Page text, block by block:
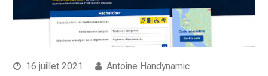
16 juillet 2021
Antoine Handynamic